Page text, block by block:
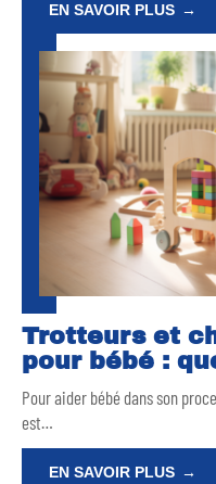
EN SAVOIR PLUS
Trotteurs et
pour bébé :
Pour aider bébé dans son
est…
EN SAVOIR PLUS